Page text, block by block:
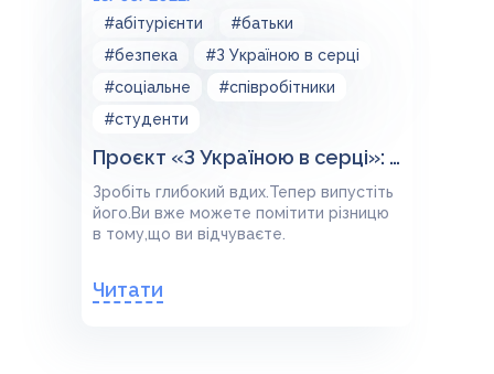
#абітурієнти
#батьки
#безпека
#З Україною в серці
#соціальне
#співробітники
#студенти
Проєкт «З Україною в серці»: Дихальні техніки
Зробіть глибокий вдих.Тепер випустіть
його.Ви вже можете помітити різницю
в тому,що ви відчуваєте.
Читати